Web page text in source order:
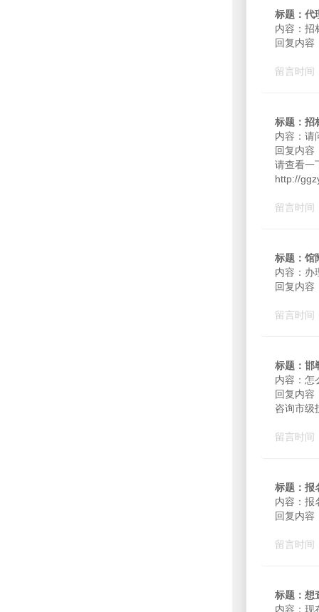
标题：代
内容：招
回复内容
留言时间
标题：招
内容：请
回复内容
请查看一
http://
留言时间
标题：馆
内容：办
回复内容
留言时间
标题：邯
内容：怎
回复内容
咨询市级
留言时间
标题：报
内容：报
回复内容
留言时间
标题：想
内容：现